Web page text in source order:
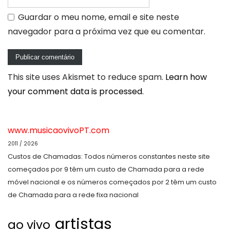
Guardar o meu nome, email e site neste
navegador para a próxima vez que eu comentar.
This site uses Akismet to reduce spam. Learn how
your comment data is processed.
www.musicaovivoPT.com
2011 / 2026
Custos de Chamadas: Todos números constantes neste site
começados por 9 têm um custo de Chamada para a rede
móvel nacional e os números começados por 2 têm um custo
de Chamada para a rede fixa nacional
ao vivo artistas